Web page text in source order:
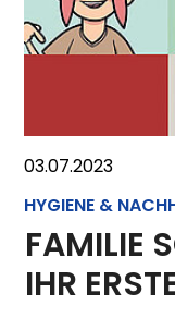
HYGIENE &
03.07.2023
FAMILIE
IHR